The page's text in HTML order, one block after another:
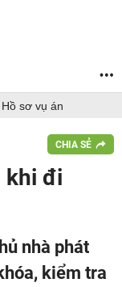
Hồ sơ vụ án
CHIA SẺ
khi đi
nhà phát
kiểm tra